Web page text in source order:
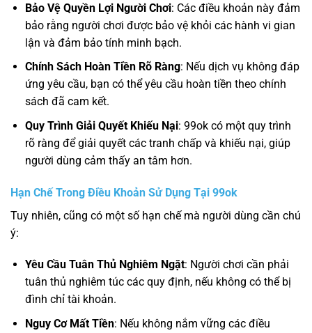
Bảo Vệ Quyền Lợi Người Chơi: Các điều khoản này đảm
bảo rằng người chơi được bảo vệ khỏi các hành vi gian
lận và đảm bảo tính minh bạch.
Chính Sách Hoàn Tiền Rõ Ràng: Nếu dịch vụ không đáp
ứng yêu cầu, bạn có thể yêu cầu hoàn tiền theo chính
sách đã cam kết.
Quy Trình Giải Quyết Khiếu Nại: 99ok có một quy trình
rõ ràng để giải quyết các tranh chấp và khiếu nại, giúp
người dùng cảm thấy an tâm hơn.
Hạn Chế Trong Điều Khoản Sử Dụng Tại 99ok
Tuy nhiên, cũng có một số hạn chế mà người dùng cần chú
ý:
Yêu Cầu Tuân Thủ Nghiêm Ngặt: Người chơi cần phải
tuân thủ nghiêm túc các quy định, nếu không có thể bị
đình chỉ tài khoản.
Nguy Cơ Mất Tiền: Nếu không nắm vững các điều